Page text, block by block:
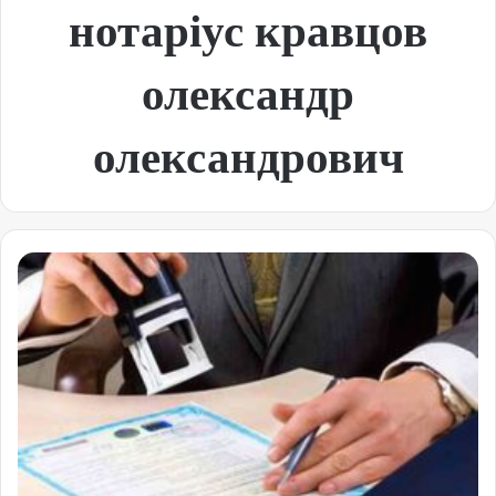
нотаріус кравцов
олександр
олександрович